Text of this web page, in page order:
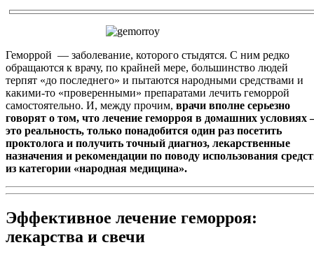
Геморрой — заболевание, которого стыдятся. С ним редко
обращаются к врачу, по крайней мере, большинство людей
терпят «до последнего» и пытаются народными средствами и
какими-то «проверенными» препаратами лечить геморрой
самостоятельно. И, между прочим, врачи вполне серьезно
говорят о том, что лечение геморроя в домашних условиях
это реальность, только понадобится один раз посетить
проктолога и получить точный диагноз, лекарственные
назначения и рекомендации по поводу использования
из категории «народная медицина».
Эффективное лечение геморроя:
лекарства и свечи